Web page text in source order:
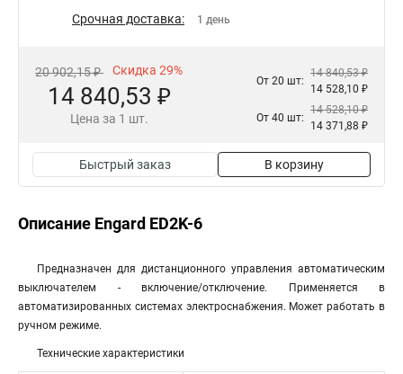
Срочная доставка: 1 день
20 902,15 ₽ Скидка 29%
14 840,53 ₽
Цена за 1 шт.
От 20 шт:
14 840,53 ₽
14 528,10 ₽
От 40 шт:
14 528,10 ₽
14 371,88 ₽
Быстрый заказ В корзину
Описание Engard ED2K-6
Предназначен для дистанционного управления автоматическим
выключателем - включение/отключение. Применяется в
автоматизированных системах электроснабжения. Может работать в
ручном режиме.
Технические характеристики